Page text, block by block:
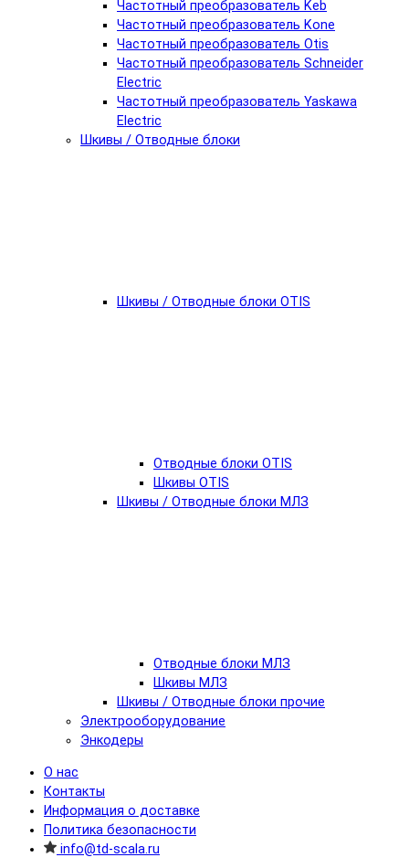
Частотный преобразователь Keb
Частотный преобразователь Kone
Частотный преобразователь Otis
Частотный преобразователь Schneider
Electric
Частотный преобразователь Yaskawa
Electric
Шкивы / Отводные блоки
Шкивы / Отводные блоки OTIS
Отводные блоки OTIS
Шкивы OTIS
Шкивы / Отводные блоки МЛЗ
Отводные блоки МЛЗ
Шкивы МЛЗ
Шкивы / Отводные блоки прочие
Электрооборудование
Энкодеры
О нас
Контакты
Информация о доставке
Политика безопасности
info@td-scala.ru